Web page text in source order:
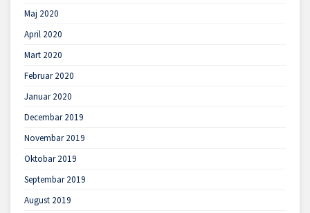
Maj 2020
April 2020
Mart 2020
Februar 2020
Januar 2020
Decembar 2019
Novembar 2019
Oktobar 2019
Septembar 2019
August 2019